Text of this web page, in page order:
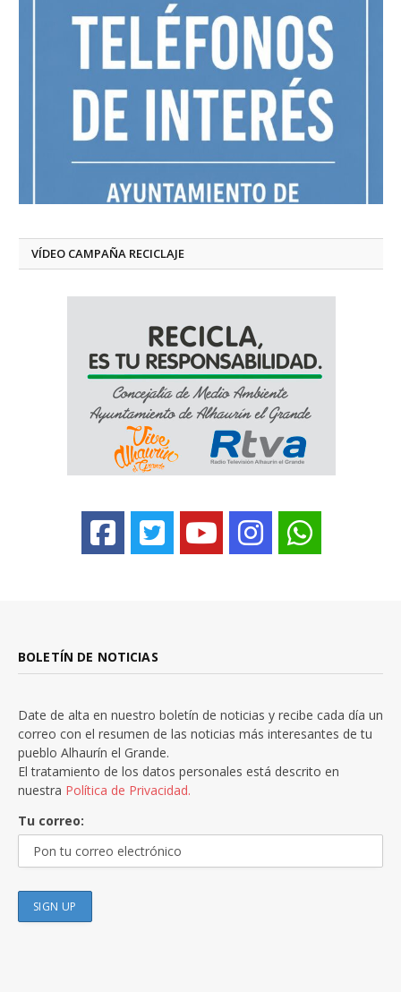
VÍDEO CAMPAÑA RECICLAJE
BOLETÍN DE NOTICIAS
Date de alta en nuestro boletín de noticias y recibe cada día un
correo con el resumen de las noticias más interesantes de tu
pueblo Alhaurín el Grande.
El tratamiento de los datos personales está descrito en
nuestra Política de Privacidad.
Tu correo: